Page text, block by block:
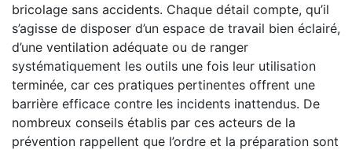
bricolage sans accidents. Chaque détail compte, qu’il
s’agisse de disposer d’un espace de travail bien éclairé,
d’une ventilation adéquate ou de ranger
systématiquement les outils une fois leur utilisation
terminée, car ces pratiques pertinentes offrent une
barrière efficace contre les incidents inattendus. De
nombreux conseils établis par ces acteurs de la
prévention rappellent que l’ordre et la préparation sont